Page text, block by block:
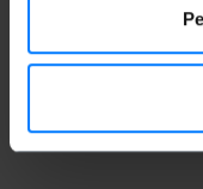
Dokumentation